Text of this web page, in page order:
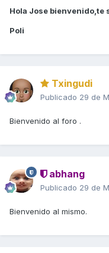
Hola Jose bienvenido,te
Poli
Txingudi
Publicado 29 de
Bienvenido al foro .
abhang
Publicado 29 de
Bienvenido al mismo.